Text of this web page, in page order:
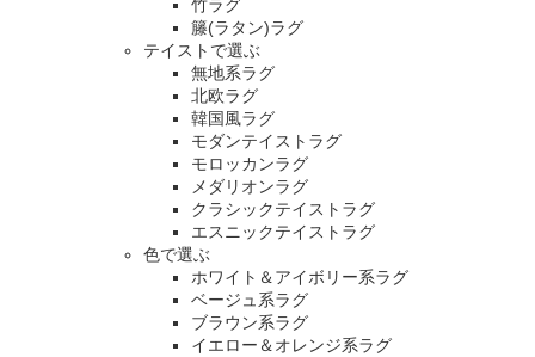
竹ラグ
籐(ラタン)ラグ
テイストで選ぶ
無地系ラグ
北欧ラグ
韓国風ラグ
モダンテイストラグ
モロッカンラグ
メダリオンラグ
クラシックテイストラグ
エスニックテイストラグ
色で選ぶ
ホワイト＆アイボリー系ラグ
ベージュ系ラグ
ブラウン系ラグ
イエロー＆オレンジ系ラグ